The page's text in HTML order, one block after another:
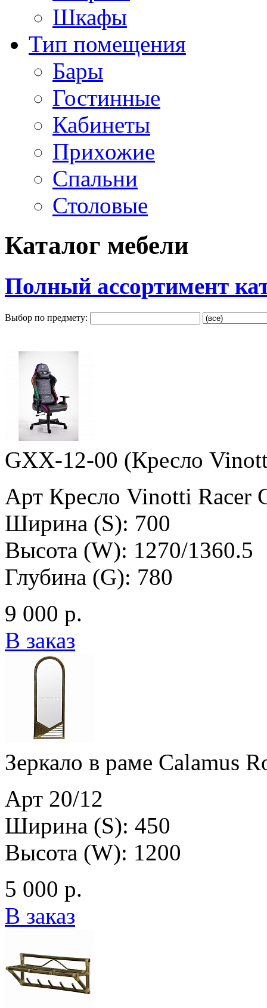
Шкафы
Тип помещения
Бары
Гостинные
Кабинеты
Прихожие
Спальни
Столовые
Каталог мебели
Полный ассортимент
Выбор по предмету:
GXX-12-00 (Кресло
Арт Кресло Vinotti Racer
Ширина (S): 700
Высота (W): 1270/1360.5
Глубина (G): 780
9 000 р.
В заказ
Зеркало в раме Calamus
Арт 20/12
Ширина (S): 450
Высота (W): 1200
5 000 р.
В заказ